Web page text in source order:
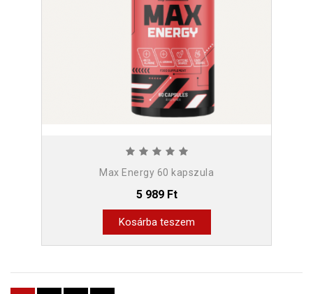
Max Energy 60 kapszula
5 989 Ft
Kosárba teszem